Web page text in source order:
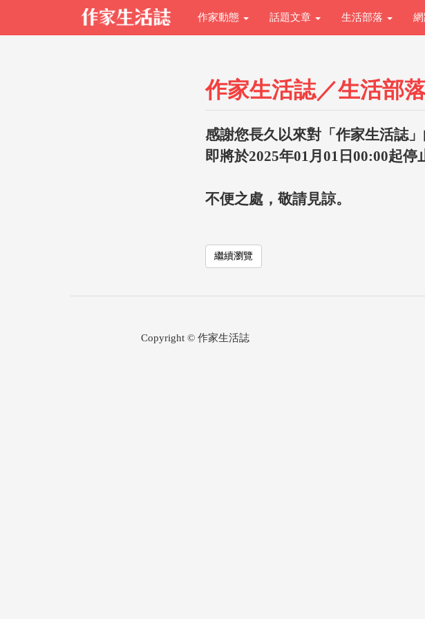
作家動態 話題文章 生活部落
作家生活誌／生活部
感謝您長久以來對「作家生活誌
即將於2025年01月01日00:00起停
不便之處，敬請見諒。
繼續瀏覽
Copyright © 作家生活誌